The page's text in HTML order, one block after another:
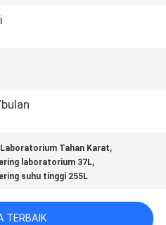
Tahan Karat,
laboratorium 37L,
suhu tinggi 255L
TERBAIK